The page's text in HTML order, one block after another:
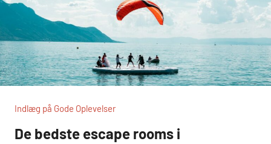
Indlæg på Gode Oplevelser
De bedste escape rooms i